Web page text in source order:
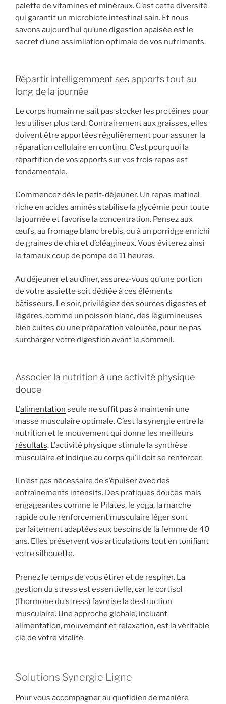
palette de vitamines et minéraux. C’est cette diversité
qui garantit un microbiote intestinal sain. Et nous
savons aujourd’hui qu’une digestion apaisée est le
secret d’une assimilation optimale de vos nutriments.
Répartir intelligemment ses apports tout au
long de la journée
Le corps humain ne sait pas stocker les protéines pour
les utiliser plus tard. Contrairement aux graisses, elles
doivent être apportées régulièrement pour assurer la
réparation cellulaire en continu. C’est pourquoi la
répartition de vos apports sur vos trois repas est
fondamentale.
Commencez dès le petit-déjeuner. Un repas matinal
riche en acides aminés stabilise la glycémie pour toute
la journée et favorise la concentration. Pensez aux
œufs, au fromage blanc brebis, ou à un porridge enrichi
de graines de chia et d’oléagineux. Vous éviterez ainsi
le fameux coup de pompe de 11 heures.
Au déjeuner et au dîner, assurez-vous qu’une portion
de votre assiette soit dédiée à ces éléments
bâtisseurs. Le soir, privilégiez des sources digestes et
légères, comme un poisson blanc, des légumineuses
bien cuites ou une préparation veloutée, pour ne pas
surcharger votre digestion avant le sommeil.
Associer la nutrition à une activité physique
douce
L’alimentation seule ne suffit pas à maintenir une
masse musculaire optimale. C’est la synergie entre la
nutrition et le mouvement qui donne les meilleurs
résultats. L’activité physique stimule la synthèse
musculaire et indique au corps qu’il doit se renforcer.
Il n’est pas nécessaire de s’épuiser avec des
entraînements intensifs. Des pratiques douces mais
engageantes comme le Pilates, le yoga, la marche
rapide ou le renforcement musculaire léger sont
parfaitement adaptées aux besoins de la femme de 40
ans. Elles préservent vos articulations tout en tonifiant
votre silhouette.
Prenez le temps de vous étirer et de respirer. La
gestion du stress est essentielle, car le cortisol
(l’hormone du stress) favorise la destruction
musculaire. Une approche globale, incluant
alimentation, mouvement et relaxation, est la véritable
clé de votre vitalité.
Solutions Synergie Ligne
Pour vous accompagner au quotidien de manière